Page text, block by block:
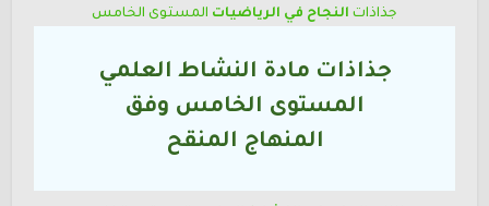
جذاذات النجاح في الرياضيات المستوى الخامس
جذاذات مادة النشاط العلمي
المستوى الخامس وفق
المنهاج المنقح